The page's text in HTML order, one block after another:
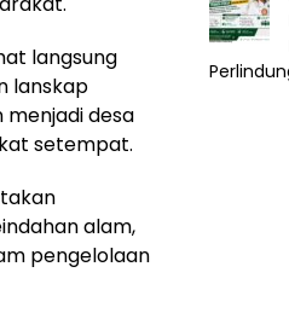
langsung
lanskap
menjadi desa
setempat.
alam,
pengelolaan